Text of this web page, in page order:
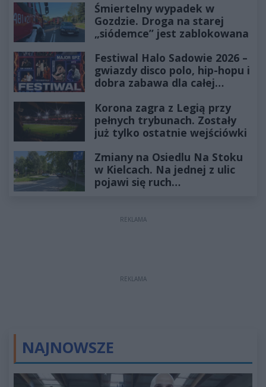
Śmiertelny wypadek w
Gozdzie. Droga na starej
„siódemce” jest zablokowana
Festiwal Halo Sadowie 2026 –
gwiazdy disco polo, hip-hopu i
dobra zabawa dla całej
Korona zagra z Legią przy
pełnych trybunach. Zostały
już tylko ostatnie wejściówki
Zmiany na Osiedlu Na Stoku
w Kielcach. Na jednej z ulic
pojawi się ruch
REKLAMA
REKLAMA
NAJNOWSZE